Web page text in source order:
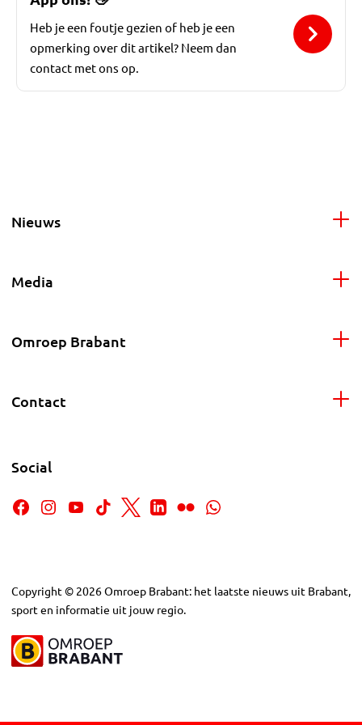
Heb je een foutje gezien of heb je een
opmerking over dit artikel? Neem dan
contact met ons op.
Nieuws
Media
Omroep Brabant
Contact
Social
Copyright © 2026Omroep Brabant: het laatste nieuws uit Brabant,
sport en informatie uit jouw regio.